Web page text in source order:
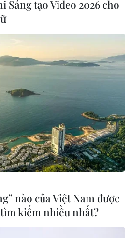
vụ sập thang máy làm
Hà Nội
một nạn nhân trên nóc cabin
đến Bệnh viện, tuy nhiên
ngay sau đó.
Sáng tạo Video 2026 cho
nào của Việt Nam được
kiếm nhiều nhất?